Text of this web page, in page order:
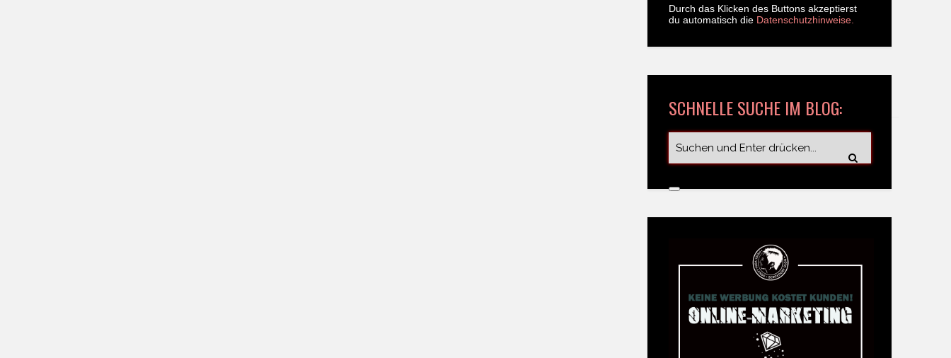
Durch das Klicken des Buttons akzeptierst
du automatisch die Datenschutzhinweise.
SCHNELLE SUCHE IM BLOG: